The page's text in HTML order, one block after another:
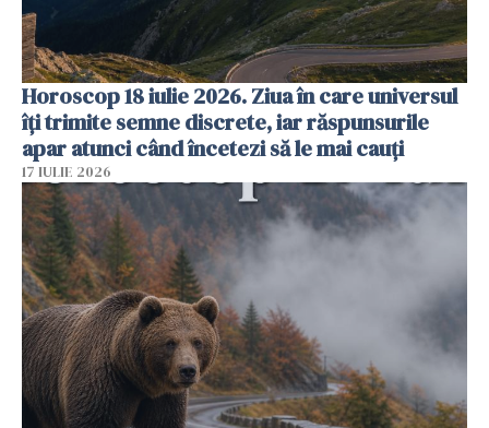
Horoscop 18 iulie 2026. Ziua în care universul
îți trimite semne discrete, iar răspunsurile
apar atunci când încetezi să le mai cauți
17 IULIE 2026